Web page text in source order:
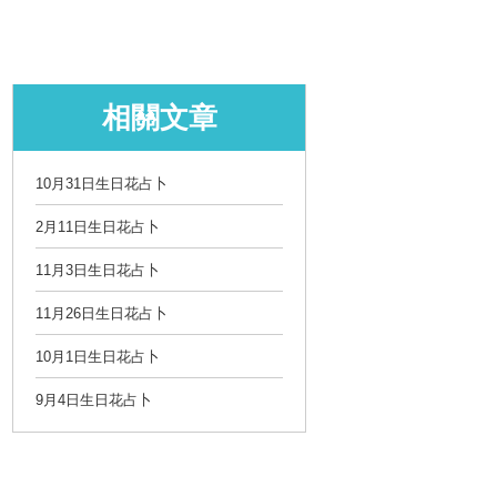
相關文章
10月31日生日花占卜
2月11日生日花占卜
11月3日生日花占卜
11月26日生日花占卜
10月1日生日花占卜
9月4日生日花占卜